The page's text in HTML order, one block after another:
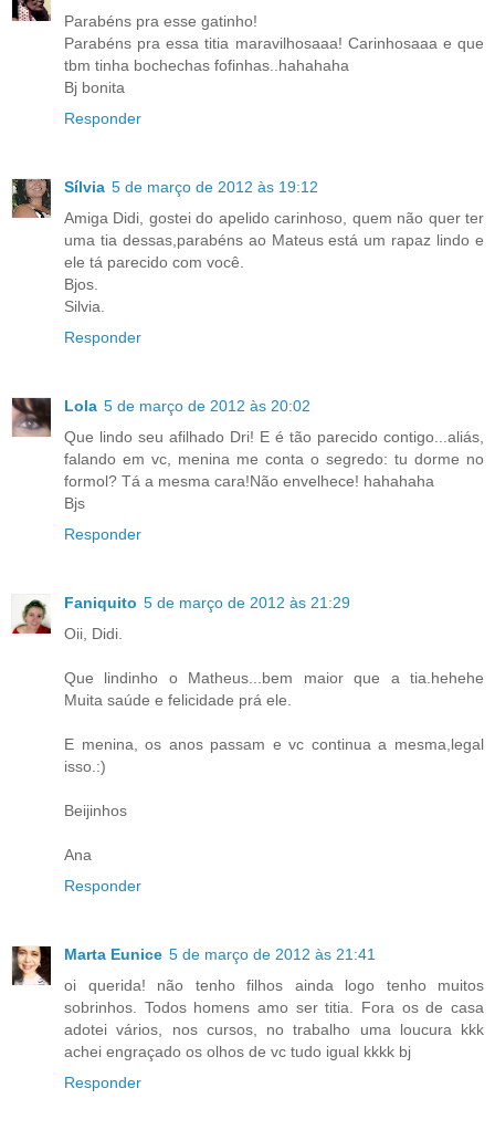
Parabéns pra esse gatinho!
Parabéns pra essa titia maravilhosaaa! Carinhosaaa e que
tbm tinha bochechas fofinhas..hahahaha
Bj bonita
Responder
Sílvia 5 de março de 2012 às 19:12
Amiga Didi, gostei do apelido carinhoso, quem não quer ter
uma tia dessas,parabéns ao Mateus está um rapaz lindo e
ele tá parecido com você.
Bjos.
Silvia.
Responder
Lola 5 de março de 2012 às 20:02
Que lindo seu afilhado Dri! E é tão parecido contigo...aliás,
falando em vc, menina me conta o segredo: tu dorme no
formol? Tá a mesma cara!Não envelhece! hahahaha
Bjs
Responder
Faniquito 5 de março de 2012 às 21:29
Oii, Didi.
Que lindinho o Matheus...bem maior que a tia.hehehe
Muita saúde e felicidade prá ele.
E menina, os anos passam e vc continua a mesma,legal
isso.:)
Beijinhos
Ana
Responder
Marta Eunice 5 de março de 2012 às 21:41
oi querida! não tenho filhos ainda logo tenho muitos
sobrinhos. Todos homens amo ser titia. Fora os de casa
adotei vários, nos cursos, no trabalho uma loucura kkk
achei engraçado os olhos de vc tudo igual kkkk bj
Responder